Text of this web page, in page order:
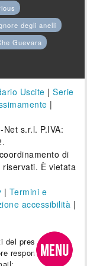
degli anelli
Guevara
Uscite |Serie
|
s.r.l. P.IVA:
di
È vietata
| Termini e
accessibilità |
del presente sito
responsabile.